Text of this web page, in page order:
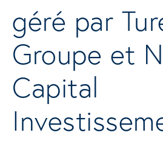
géré par
Groupe et
Capital